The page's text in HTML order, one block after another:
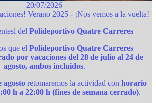
20/07/2026
Verano 2025 - ¡Nos vemos a la vuelta!
del Polideportivo Quatre Carreres
que el Polideportivo Quatre Carreres
por vacaciones del 28 de julio al 24 de
agosto, ambos incluidos.
agostoretomaremos la actividad con horario
h a 22:00 h (fines de semana cerrado).